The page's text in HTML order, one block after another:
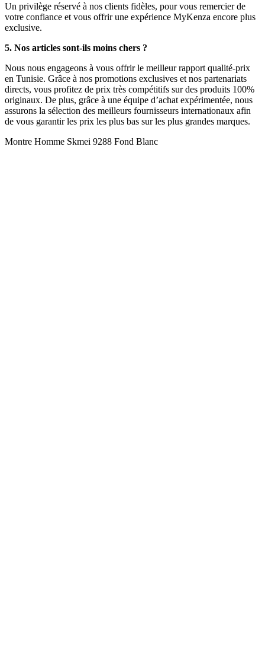
Un privilège réservé à nos clients fidèles, pour vous remercier de
votre confiance et vous offrir une expérience MyKenza encore plus
exclusive.
5. Nos articles sont-ils moins chers ?
Nous nous engageons à vous offrir le meilleur rapport qualité-prix
en Tunisie. Grâce à nos promotions exclusives et nos partenariats
directs, vous profitez de prix très compétitifs sur des produits 100%
originaux. De plus, grâce à une équipe d’achat expérimentée, nous
assurons la sélection des meilleurs fournisseurs internationaux afin
de vous garantir les prix les plus bas sur les plus grandes marques.
Montre Homme Skmei 9288 Fond Blanc